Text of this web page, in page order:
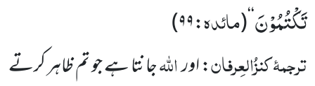
تَكْتُمُوْنَ‘‘
(مائدہ:۹۹ )
ترجمۂکنزُالعِرفان: اوراللہجانتا ہے جو تم ظاہر کرتے